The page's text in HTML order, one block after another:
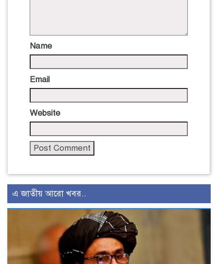
Name
Email
Website
এ জাতীয় আরো খবর..